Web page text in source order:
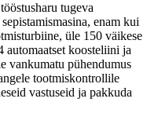
tugeva
enam kui
üle 150 väikese
koosteliini ja
vankumatu pühendumus
tootmiskontrollile
vastuseid ja pakkuda